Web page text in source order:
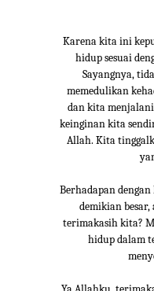
Karena kita ini
hidup sesuai
Sayangnya,
memedulikan
dan kita
keinginan kita
Allah. Kita
Berhadapan
demikian besar,
terimakasih kita?
hidup dalam